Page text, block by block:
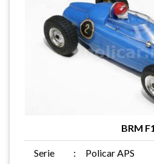
BRM F1
Serie : Policar APS